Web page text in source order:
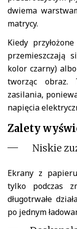
dwiema
matrycy.
Kiedy
przemieszczają
kolor czarny)
tworząc obraz.
zasilania,
napięcia
Zalety
Niskie
Ekrany z
tylko podczas
długotrwałe
po jednym